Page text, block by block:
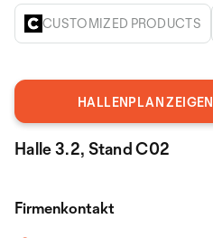
CUSTOMIZED PRODUCTS
HALLENPLAN ZEIGEN
Halle 3.2, Stand C02
Firmenkontakt